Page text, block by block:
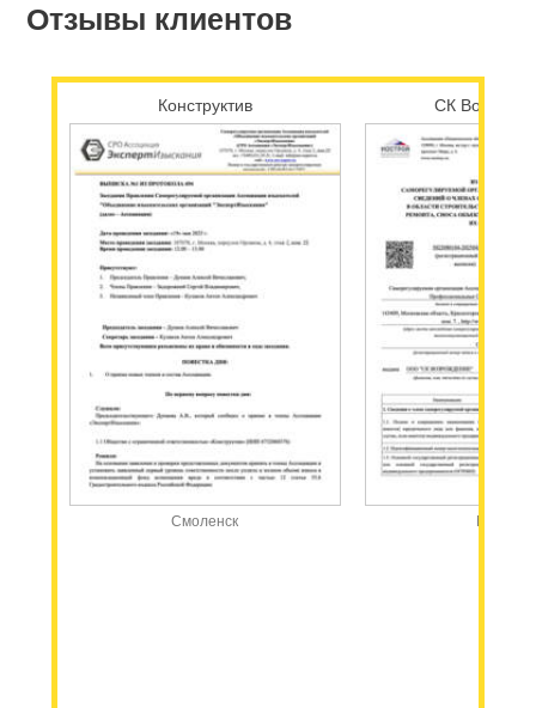
Отзывы клиентов
Конструктив
Смоленск
СК